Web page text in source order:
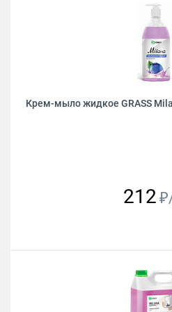
Крем-мыло жидкое GRASS
212